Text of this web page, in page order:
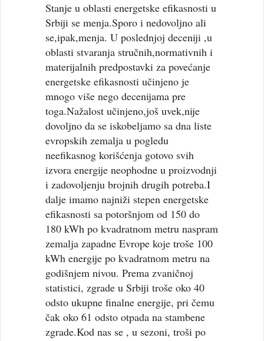
Stanje u oblasti energetske efikasnosti u
Srbiji se menja.Sporo i nedovoljno ali
se,ipak,menja. U poslednjoj deceniji ,u
oblasti stvaranja stručnih,normativnih i
materijalnih predpostavki za povećanje
energetske efikasnosti učinjeno je
mnogo više nego decenijama pre
toga.Nažalost učinjeno,još uvek,nije
dovoljno da se iskobeljamo sa dna liste
evropskih zemalja u pogledu
neefikasnog korišćenja gotovo svih
izvora energije neophodne u proizvodnji
i zadovoljenju brojnih drugih potreba.I
dalje imamo najniži stepen energetske
efikasnosti sa potoršnjom od 150 do
180 kWh po kvadratnom metru naspram
zemalja zapadne Evrope koje troše 100
kWh energije po kvadratnom metru na
godišnjem nivou. Prema zvaničnoj
statistici, zgrade u Srbiji troše oko 40
odsto ukupne finalne energije, pri čemu
čak oko 61 odsto otpada na stambene
zgrade.Kod nas se , u sezoni, troši po